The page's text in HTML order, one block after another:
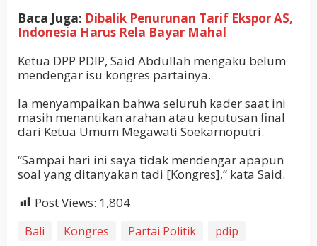
Baca Juga: Dibalik Penurunan Tarif Ekspor AS,
Indonesia Harus Rela Bayar Mahal
Ketua DPP PDIP, Said Abdullah mengaku belum
mendengar isu kongres partainya.
Ia menyampaikan bahwa seluruh kader saat ini
masih menantikan arahan atau keputusan final
dari Ketua Umum Megawati Soekarnoputri.
“Sampai hari ini saya tidak mendengar apapun
soal yang ditanyakan tadi [Kongres],” kata Said.
Post Views: 1,804
Bali Kongres Partai Politik pdip